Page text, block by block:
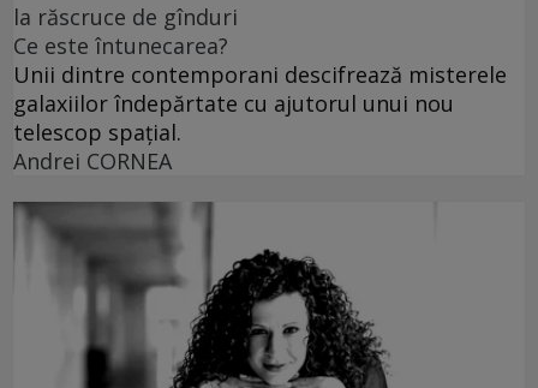
la răscruce de gînduri
Ce este întunecarea?
Unii dintre contemporani descifrează misterele
galaxiilor îndepărtate cu ajutorul unui nou
telescop spațial.
Andrei CORNEA